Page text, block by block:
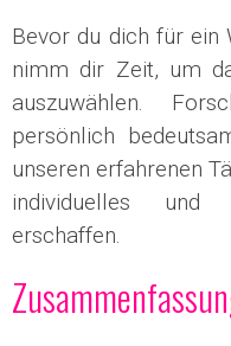
Bevor du dich für ein
nimm dir Zeit, um
auszuwählen.
persönlich
unseren erfahrenen
individuelles und
erschaffen.